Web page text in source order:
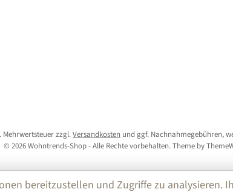
Mehrwertsteuer zzgl.Versandkosten und ggf. Nachnahmegebühren,
© 2026 Wohntrends-Shop - Alle Rechte vorbehalten. Theme by
bereitzustellen und Zugriffe zu analysieren.